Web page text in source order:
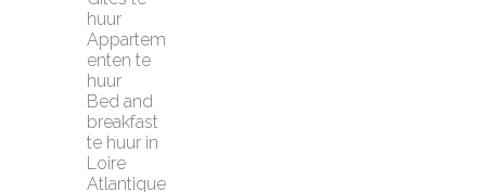
huur
Appartem
enten te
huur
Bed and
breakfast
te huur in
Loire
Atlantique